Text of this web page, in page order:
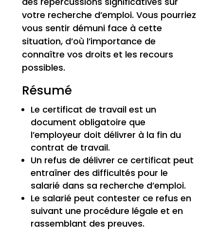
votre recherche d’emploi. Vous pourriez
vous sentir démuni face à cette
situation, d’où l’importance de
connaître vos droits et les recours
possibles.
Résumé
Le certificat de travail est un
document obligatoire que
l’employeur doit délivrer à la fin du
contrat de travail.
Un refus de délivrer ce certificat peut
entraîner des difficultés pour le
salarié dans sa recherche d’emploi.
Le salarié peut contester ce refus en
suivant une procédure légale et en
rassemblant des preuves.